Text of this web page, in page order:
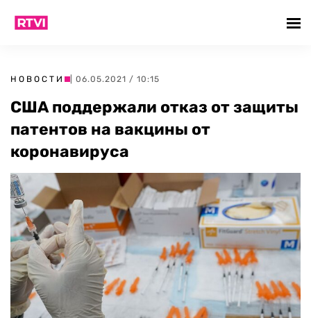
НОВОСТИ | 06.05.2021 / 10:15
США поддержали отказ от защиты
патентов на вакцины от
коронавируса